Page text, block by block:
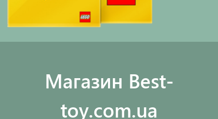
Maгазин Best-
toy.com.ua